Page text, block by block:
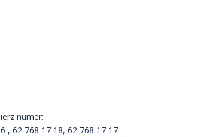
numer:
, 62 768 17 18, 62 768 17 17